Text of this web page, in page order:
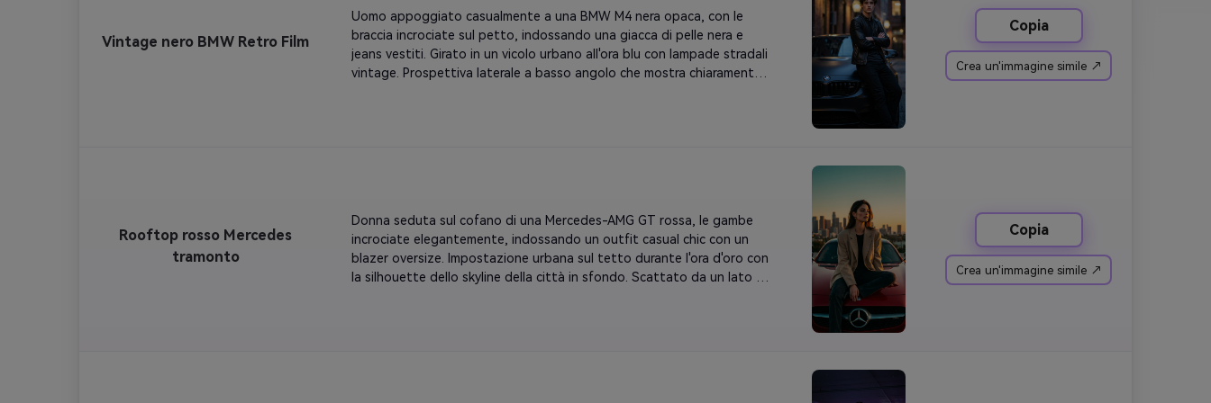
cambiare i miei tratti facciali.
Vintage nero BMW Retro Film
Uomo appoggiato casualmente a una BMW M4 nera opaca, con le
braccia incrociate sul petto, indossando una giacca di pelle nera e
jeans vestiti. Girato in un vicolo urbano all'ora blu con lampade stradali
vintage. Prospettiva laterale a basso angolo che mostra chiaramente il
cambiare i miei tratti facciali.
Copia
Crea un'immagine simile ↗
Rooftop rosso Mercedes
tramonto
Donna seduta sul cofano di una Mercedes-AMG GT rossa, le gambe
incrociate elegantemente, indossando un outfit casual chic con un
blazer oversize. Impostazione urbana sul tetto durante l'ora d'oro con
la silhouette dello skyline della città in sfondo. Scattato da un lato a
Copia
Crea un'immagine simile ↗